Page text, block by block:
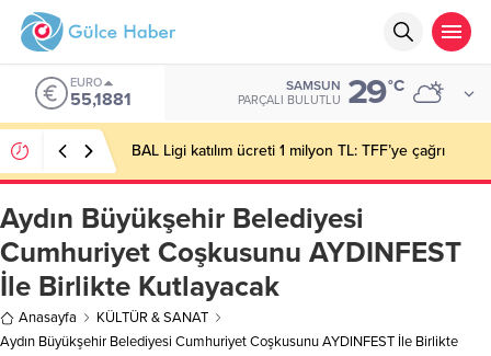
EURO
55,1881
SAMSUN
PARÇALI BULUTLU 29°C
BAL Ligi katılım ücreti 1 milyon TL: TFF’ye çağrı
Aydın Büyükşehir Belediyesi
Cumhuriyet Coşkusunu AYDINFEST
İle Birlikte Kutlayacak
Anasayfa
KÜLTÜR & SANAT
Aydın Büyükşehir Belediyesi Cumhuriyet Coşkusunu AYDINFEST İle Birlikte